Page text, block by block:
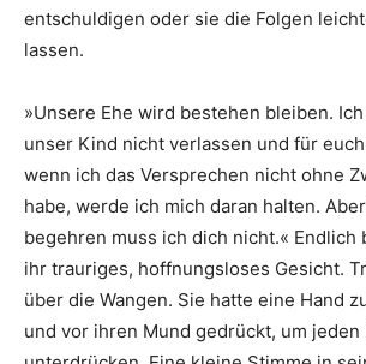
entschuldigen oder sie die Folgen
lassen.
»Unsere Ehe wird bestehen bleiben.
unser Kind nicht verlassen und für
wenn ich das Versprechen nicht ohne
habe, werde ich mich daran halten.
begehren muss ich dich nicht.« Endlich
ihr trauriges, hoffnungsloses Gesicht.
über die Wangen. Sie hatte eine Hand
und vor ihren Mund gedrückt, um jeden